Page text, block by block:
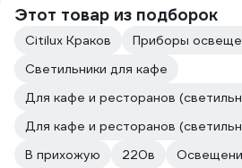
Этот товар из подборок
Citilux Краков
Приборы
Светильники для кафе
Для кафе и ресторанов
Для кафе и ресторанов
В прихожую
220в